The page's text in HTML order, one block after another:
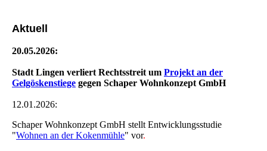
Aktuell
20.05.2026:
Stadt Lingen verliert Rechtsstreit um Projekt an der
Gelgöskenstiege gegen Schaper Wohnkonzept GmbH
12.01.2026:
Schaper Wohnkonzept GmbH stellt Entwicklungsstudie
"Wohnen an der Kokenmühle" vor.